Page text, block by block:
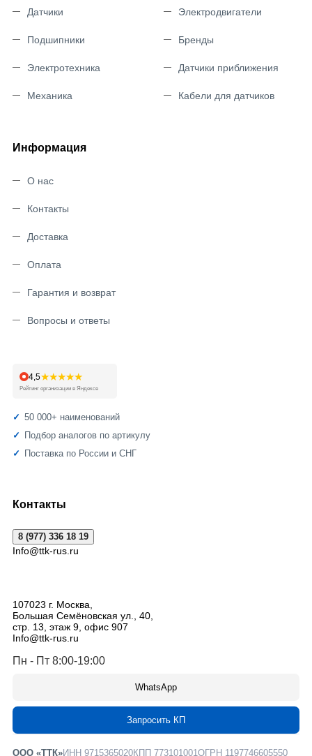
Датчики
Подшипники
Электротехника
Механика
Электродвигатели
Бренды
Датчики приближения
Кабели для датчиков
Информация
О нас
Контакты
Доставка
Оплата
Гарантия и возврат
Вопросы и ответы
4,5★★★★★
Рейтинг организации в Яндексе
50 000+ наименований
Подбор аналогов по артикулу
Поставка по России и СНГ
Контакты
8 (977) 336 18 19
Info@ttk-rus.ru
107023 г. Москва,
Большая Семёновская ул., 40,
стр. 13, этаж 9, офис 907
Info@ttk-rus.ru
Пн - Пт 8:00-19:00
WhatsApp
Запросить КП
ООО «ТТК»ИНН 9715365020КПП 773101001ОГРН 1197746605550